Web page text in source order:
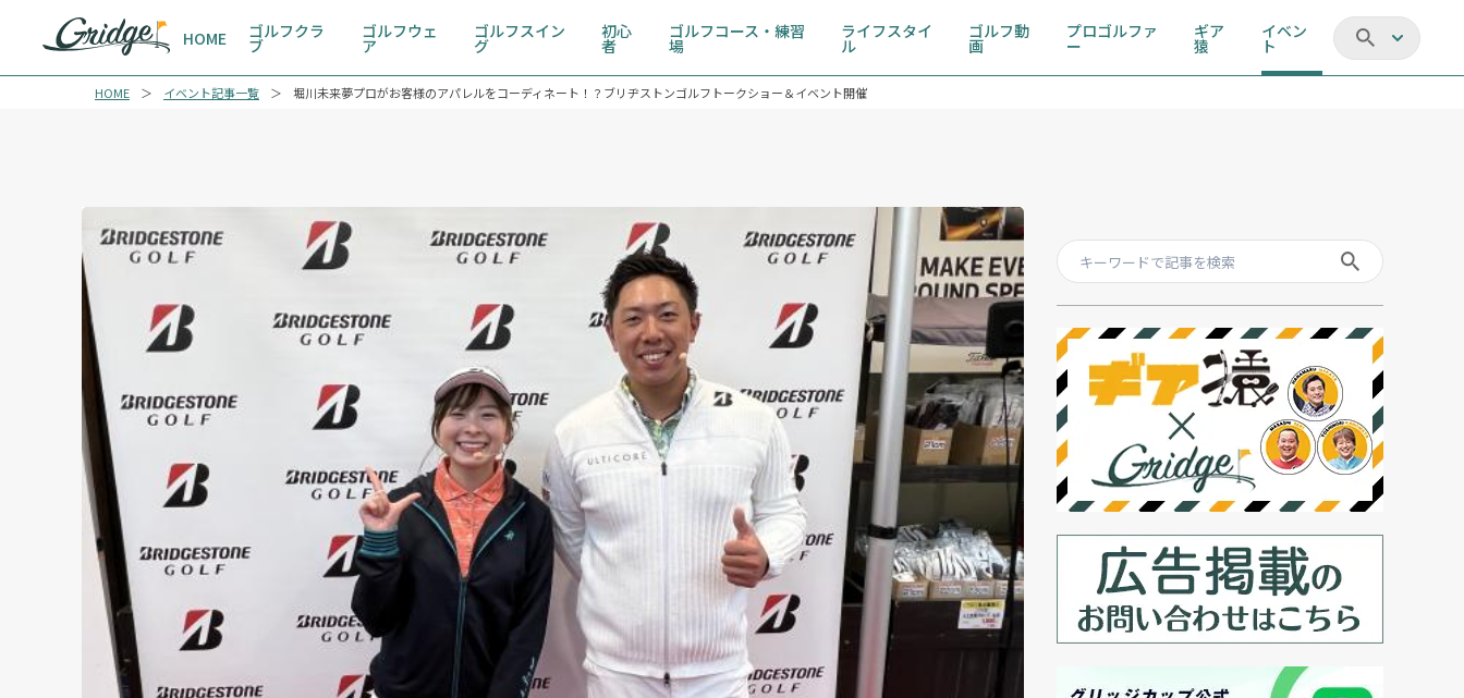
HOME ゴルフクラ
ブ
ゴルフウェ
ア
ゴルフスイン
グ
初心
者
ゴルフコース・練習
場
ライフスタイ
ル
ゴルフ動
画
プロゴルファ
ー
ギア
猿
イベン
ト
HOME イベント記事一覧 堀川未来夢プロがお客様のアパレルをコーディネート！？ブリヂストンゴルフトークショー＆イベント開催